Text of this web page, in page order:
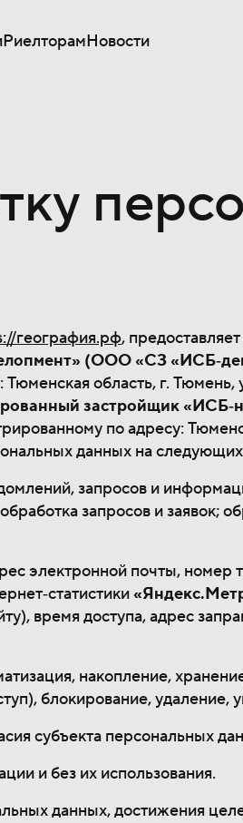
РиелторамНовости
география.рф,
(ООО «СЗ
область, г.
застройщик
по адресу:
данных на
запросов и
запросов и заявок;
электронной почты,
время доступа, адрес
накопление,
блокирование, удаление,
субъекта персональных
и без их использования.
данных, достижения